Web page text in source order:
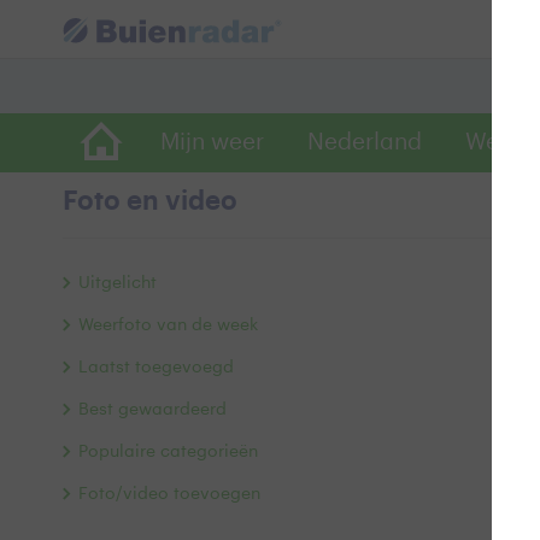
Mijn weer Nederland
Foto en video
Uitgelicht
Weerfoto van de week
Laatst toegevoegd
Best gewaardeerd
Populaire categorieën
Foto/video toevoegen